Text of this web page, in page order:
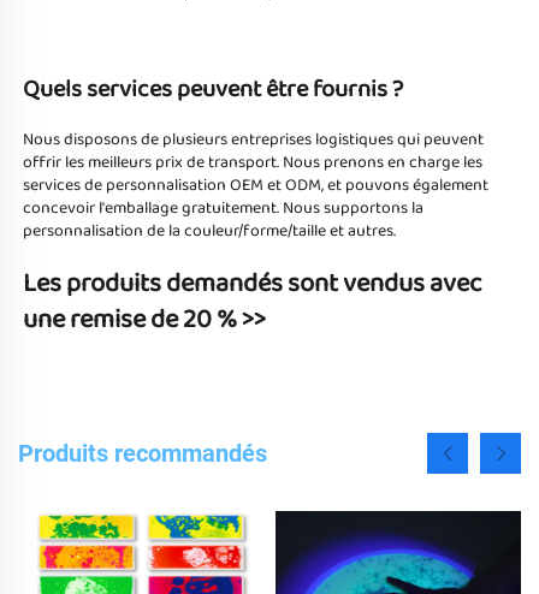
Quels services peuvent être fournis ?
Nous disposons de plusieurs entreprises logistiques qui peuvent
offrir les meilleurs prix de transport. Nous prenons en charge les
services de personnalisation OEM et ODM, et pouvons également
concevoir l'emballage gratuitement. Nous supportons la
personnalisation de la couleur/forme/taille et autres.
Les produits demandés sont vendus avec
une remise de 20 % >>
Produits recommandés